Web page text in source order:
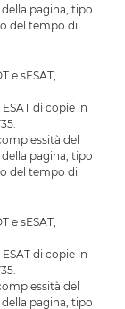
pagina, tipo
del tempo di
e sESAT,
di copie in
del
pagina, tipo
del tempo di
e sESAT,
di copie in
del
pagina, tipo